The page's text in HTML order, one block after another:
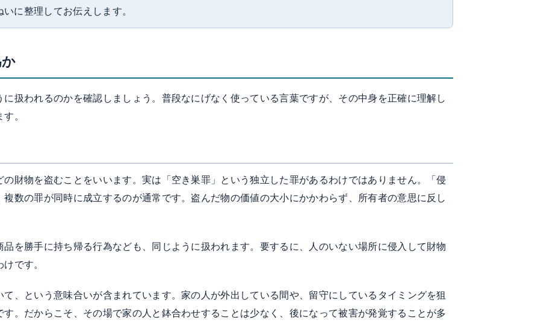
に整理してお伝えします。
扱われるのかを確認しましょう。普段なにげなく使っている言葉ですが、その中身を正確に理解し
。
財物を盗むことをいいます。実は「空き巣罪」という独立した罪があるわけではありません。「侵
数の罪が同時に成立するのが通常です。盗んだ物の価値の大小にかかわらず、所有者の意思に反し
を勝手に持ち帰る行為なども、同じように扱われます。要するに、人のいない場所に侵入して財物
です。
、という意味合いが含まれています。家の人が外出している間や、留守にしているタイミングを狙
。だからこそ、その場で家の人と鉢合わせすることは少なく、後になって被害が発覚することが多